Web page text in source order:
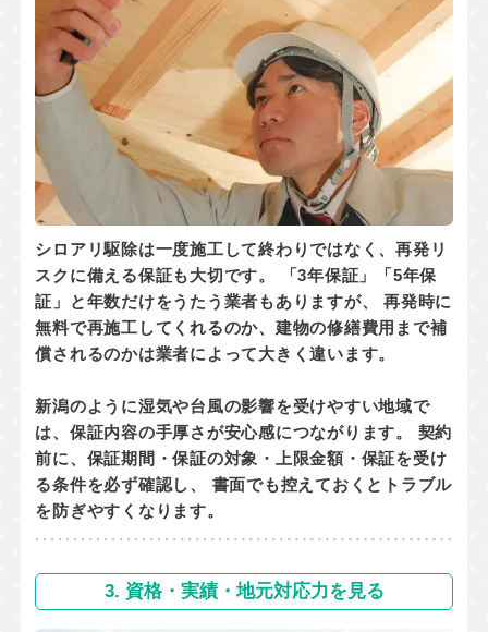
シロアリ駆除は一度施工して終わりではなく、再発リ
スクに備える保証も大切です。 「3年保証」「5年保
証」と年数だけをうたう業者もありますが、 再発時に
無料で再施工してくれるのか、 建物の修繕費用まで補
償されるのかは業者によって大きく違います。
新潟のように湿気や台風の影響を受けやすい地域で
は、保証内容の手厚さが安心感につながります。 契約
前に、 保証期間・保証の対象・上限金額・保証を受け
る条件を必ず確認し、 書面でも控えておくとトラブル
を防ぎやすくなります。
3. 資格・実績・地元対応力を見る